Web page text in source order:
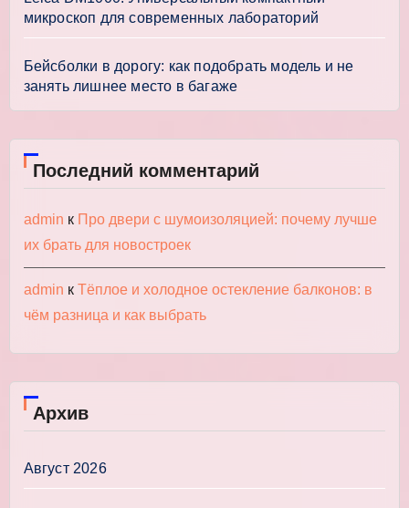
микроскоп для современных лабораторий
Бейсболки в дорогу: как подобрать модель и не
занять лишнее место в багаже
Последний комментарий
admin к Про двери с шумоизоляцией: почему лучше
их брать для новостроек
admin к Тёплое и холодное остекление балконов: в
чём разница и как выбрать
Архив
Август 2026